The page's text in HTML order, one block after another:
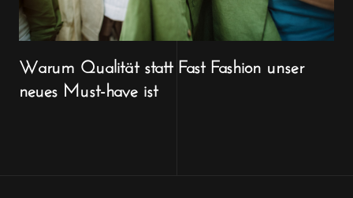
Warum Qualität statt Fast Fashion unser
neues Must-have ist